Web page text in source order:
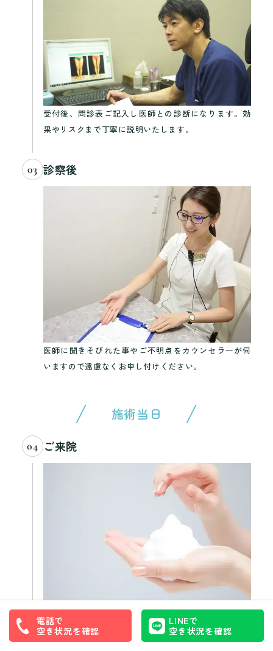
受付後、問診表ご記入し医師との診断になります。効
果やリスクまで丁寧に説明いたします。
03 診察後
医師に聞きそびれた事やご不明点をカウンセラーが伺
いますので遠慮なくお申し付けください。
施術当日
04 ご来院
まずは洗顔にご案内いたします。
メイクをされている場合は、こちらでメイクオフして
いただきます。またアクセサリーも全てお外しくださ
電話で
空き状況を確認
LINEで
空き状況を確認